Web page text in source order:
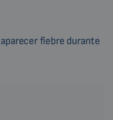
fiebre durante